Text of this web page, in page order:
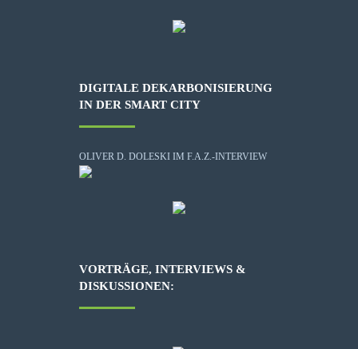
DIGITALE DEKARBONISIERUNG
IN DER SMART CITY
OLIVER D. DOLESKI IM F.A.Z.-INTERVIEW
VORTRÄGE, INTERVIEWS &
DISKUSSIONEN: